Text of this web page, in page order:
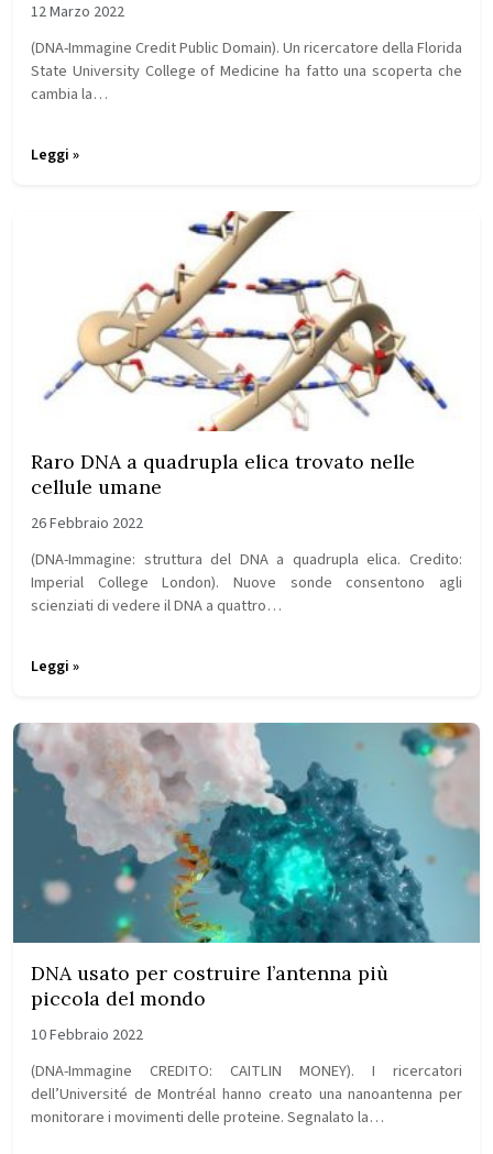
12 Marzo 2022
(DNA-Immagine Credit Public Domain). Un ricercatore della Florida
State University College of Medicine ha fatto una scoperta che
cambia la…
Leggi »
Raro DNA a quadrupla elica trovato nelle
cellule umane
26 Febbraio 2022
(DNA-Immagine: struttura del DNA a quadrupla elica. Credito:
Imperial College London). Nuove sonde consentono agli
scienziati di vedere il DNA a quattro…
Leggi »
DNA usato per costruire l’antenna più
piccola del mondo
10 Febbraio 2022
(DNA-Immagine CREDITO: CAITLIN MONEY). I ricercatori
dell’Université de Montréal hanno creato una nanoantenna per
monitorare i movimenti delle proteine. Segnalato la…